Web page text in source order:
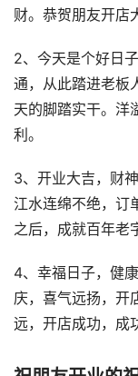
财。恭贺朋友开店
2、今天是个好日
通，从此踏进老板
天的脚踏实干。洋
利。
3、开业大吉，财
江水连绵不绝，订
之后，成就百年老
4、幸福日子，健
庆，喜气远扬，开
远，开店成功，成